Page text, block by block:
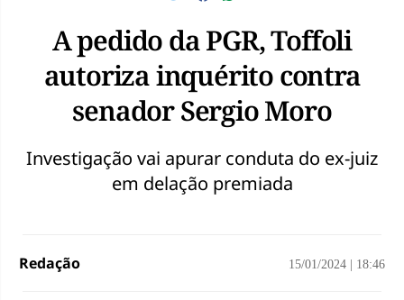
A pedido da PGR, Toffoli
autoriza inquérito contra
senador Sergio Moro
Investigação vai apurar conduta do ex-juiz
em delação premiada
Redação 15/01/2024 18:46